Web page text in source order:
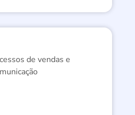
de vendas e